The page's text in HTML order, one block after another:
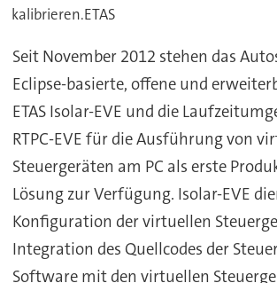
kalibrieren.ETAS
Seit November 2012 stehen das
Eclipse-basierte, offene und
ETAS Isolar-EVE und die
RTPC-EVE für die Ausführung von
Steuergeräten am PC als erste
Lösung zur Verfügung. Isolar-EVE
Konfiguration der virtuellen
Integration des Quellcodes der
Software mit den virtuellen